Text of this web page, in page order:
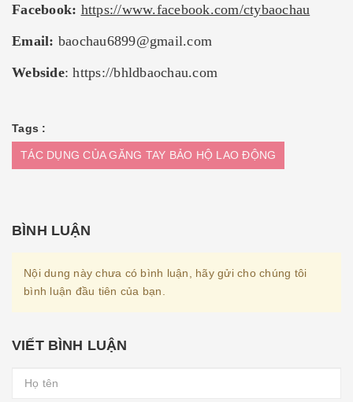
Facebook: https://www.facebook.com/ctybaochau
Email: baochau6899@gmail.com
Webside:https://bhldbaochau.com
Tags :
TÁC DỤNG CỦA GĂNG TAY BẢO HỘ LAO ĐỘNG
BÌNH LUẬN
Nội dung này chưa có bình luận, hãy gửi cho chúng tôi
bình luận đầu tiên của bạn.
VIẾT BÌNH LUẬN